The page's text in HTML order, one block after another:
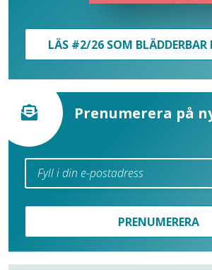
LÄS #2/26 SOM
Prenumerera på
PRENUMERERA